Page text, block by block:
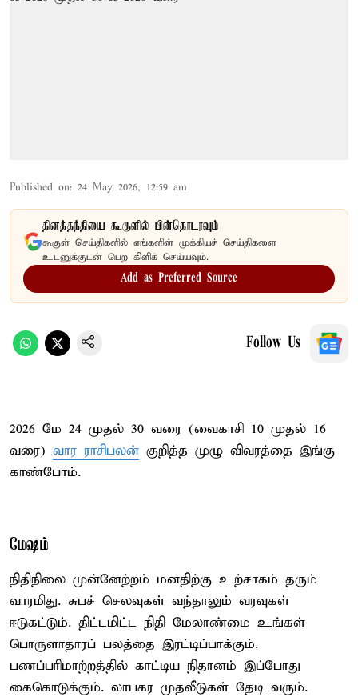
Published on: 24 May 2026, 12:59 am
தினத்தந்தியை கூகுளில் பின்தொடரவும்
கூகுள் செய்திகளில் எங்களின் முக்கியச் செய்திகளை
உடனுக்குடன் பெற கிளிக் செய்யவும்.
Add as Preferred Source
Follow Us
2026 மே 24 முதல் 30 வரை (வைகாசி 10 முதல் 16
வரை) வார ராசிபலன் குறித்த முழு விவரத்தை இங்கு
காண்போம்.
மேஷம்
நிதிநிலை முன்னேற்றம் மனதிற்கு உற்சாகம் தரும்
வாரமிது. சுபச் செலவுகள் வந்தாலும் வரவுகள்
ஈடுகட்டும். திட்டமிட்ட நிதி மேலாண்மை உங்கள்
பொருளாதாரப் பலத்தை இரட்டிப்பாக்கும்.
பணப்பரிமாற்றத்தில் காட்டிய நிதானம் இப்போது
கைகொடுக்கும். லாபகர முதலீடுகள் தேடி வரும்.